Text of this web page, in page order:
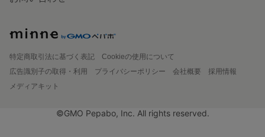
特定商取引法に基づく表記
Cookieの使用について
広告識別子の取得・利用
プライバシーポリシー 会社概要
採用情報
メディアキット
©GMO Pepabo, Inc. All rights reserved.